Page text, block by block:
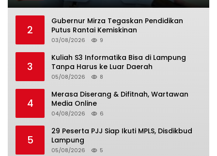
2
Gubernur Mirza Tegaskan Pendidikan
Putus Rantai Kemiskinan
03/08/2026 9
3
Kuliah S3 Informatika Bisa di Lampung
Tanpa Harus ke Luar Daerah
05/08/2026 8
4
Merasa Diserang & Difitnah, Wartawan
Media Online
04/08/2026 6
5
29 Peserta PJJ Siap Ikuti MPLS, Disdikbud
Lampung
05/08/2026 5